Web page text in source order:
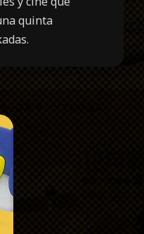
quinta